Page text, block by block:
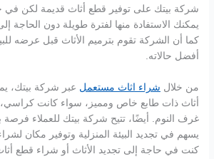
شركة بيتك على توفير قطع أثاث قديمة لكن في
يمكنك الاستفادة منها لفترة طويلة دون الحاجة
كما أن الشركة تقوم بترميم الأثاث قبل عرضه
أفضل حالاته.
من خلال شراء اثاث مستعمل عبر شركة بيتك،
أثاث ذات طابع خاص ومميز، سواء كانت كراسي،
غرف النوم. أيضًا، تتيح شركة بيتك للعملاء فرصة
يسهم في تجديد البيئة المنزلية وتوفير مكان
كنت في حاجة إلى تجديد الأثاث أو شراء قطع